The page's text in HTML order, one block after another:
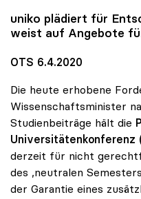
uniko plädiert für
weist auf Angebote
OTS 6.4.2020
Die heute erhobene
Wissenschaftsminister
Studienbeiträge hält die
Universitätenkonferenz
derzeit für nicht
des ,neutralen
der Garantie eines